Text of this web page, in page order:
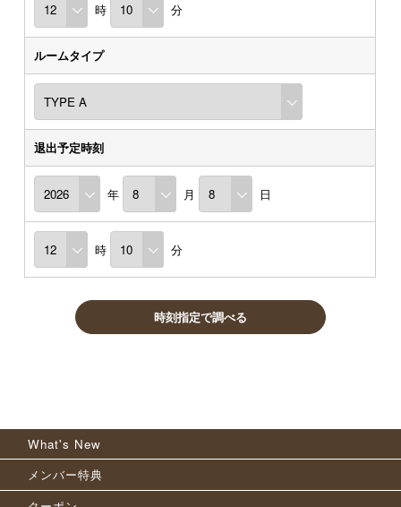
時 分
ルームタイプ
退出予定時刻
年 月 日
時 分
時刻指定で調べる
What's New
メンバー特典